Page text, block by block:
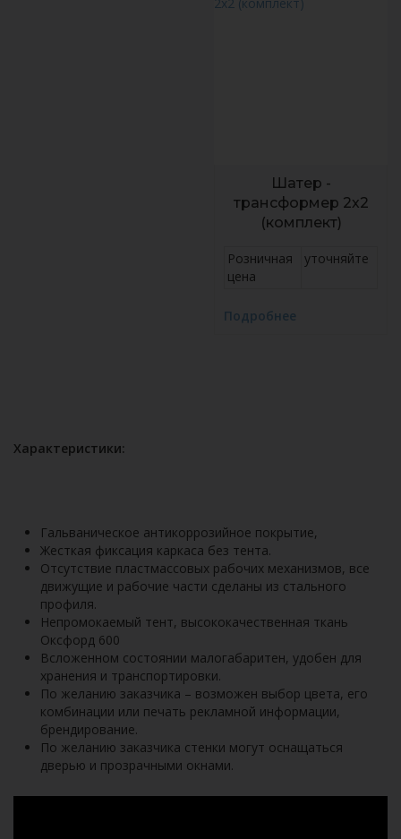
Шатер -
трансформер 2х2
(комплект)
Розничная
цена
уточняйте
Подробнее
Характеристики:
Гальваническое антикоррозийное покрытие,
Жесткая фиксация каркаса без тента.
Отсутствие пластмассовых рабочих механизмов, все
движущие и рабочие части сделаны из стального
профиля.
Непромокаемый тент, высококачественная ткань
Оксфорд 600
Всложенном состоянии малогабаритен, удобен для
хранения и транспортировки.
По желанию заказчика – возможен выбор цвета, его
комбинации или печать рекламной информации,
брендирование.
По желанию заказчика стенки могут оснащаться
дверью и прозрачными окнами.